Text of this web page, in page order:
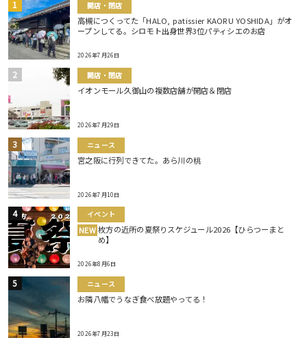
開店・閉店
高槻につくってた「HALO, patissier KAORU YOSHIDA」がオ
ープンしてる。シロモト出身世界3位パティシエのお店
2026年7月26日
開店・閉店
イオンモール久御山の複数店舗が開店＆閉店
2026年7月29日
ニュース
宮之阪に行列できてた。あら川の桃
2026年7月10日
イベント
NEW 枚方の近所の夏祭りスケジュール2026【ひらつーまと
め】
2026年8月6日
ニュース
お隣八幡でうなぎ食べ放題やってる！
2026年7月23日